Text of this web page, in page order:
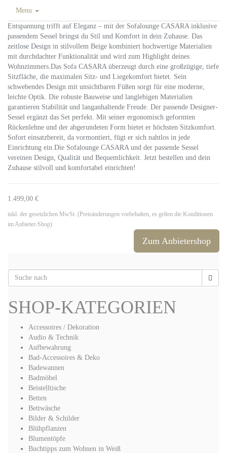
Menu
Entspannung trifft auf Eleganz – mit der Sofalounge CASARA inklusive
passendem Sessel bringst du Stil und Komfort in dein Zuhause. Das
zeitlose Design in stilvollem Beige kombiniert hochwertige Materialien
mit durchdachter Funktionalität und wird zum Highlight deines
Wohnzimmers.Das Sofa CASARA überzeugt durch eine großzügige, tiefe
Sitzfläche, die maximalen Sitz- und Liegekomfort bietet. Sein
schwebendes Design mit unsichtbaren Füßen sorgt für eine moderne,
leichte Optik. Die robuste Bauweise und langlebigen Materialien
garantieren Stabilität und langanhaltende Freude. Der passende Designer-
Sessel ergänzt das Set perfekt. Mit seiner ergonomisch geformten
Rückenlehne und der abgerundeten Form bietet er höchsten Sitzkomfort.
Sofort einsatzbereit, da vormontiert, fügt er sich nahtlos in jede
Einrichtung ein.Die Sofalounge CASARA und der passende Sessel
vereinen Design, Qualität und Bequemlichkeit. Jetzt bestellen und dein
Zuhause stilvoll und komfortabel einrichten!
1.499,00 €
inkl. der gesetzlichen MwSt. (Preisänderungen vorbehalten, es gelten die Konditionen
im Anbieter-Shop)
Zum Anbietershop
SHOP-KATEGORIEN
Accessoires / Dekoration
Audio & Technik
Aufbewahrung
Bad-Accessoires & Deko
Badewannen
Badmöbel
Beistelltische
Betten
Bettwäsche
Bilder & Schilder
Blühpflanzen
Blumentöpfe
Buchtipps zum Wohnen in Weiß